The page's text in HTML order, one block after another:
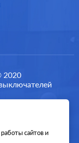
2020
сайтов и